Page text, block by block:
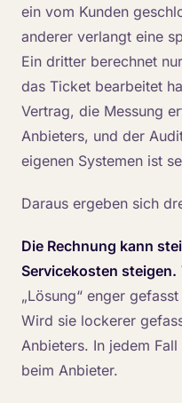
ein vom Kunden
anderer verlangt eine
Ein dritter berechnet
das Ticket bearbeitet
Vertrag, die Messung
Anbieters, und der
eigenen Systemen ist
Daraus ergeben sich
Die Rechnung kann
Servicekosten steigen.
„Lösung“ enger
Wird sie lockerer
Anbieters. In jedem
beim Anbieter.